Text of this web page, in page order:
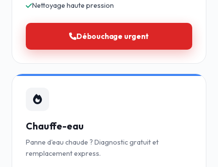
Nettoyage haute pression
Débouchage urgent
Chauffe-eau
Panne d'eau chaude ? Diagnostic gratuit et
remplacement express.